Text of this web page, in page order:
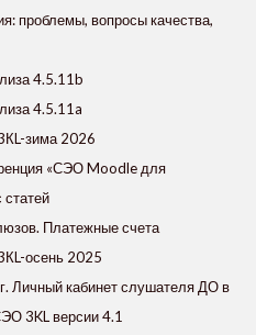
проблемы, вопросы качества,
4.5.11b
4.5.11a
зима 2026
«СЭО Moodle для
статей
Платежные счета
осень 2025
Личный кабинет слушателя ДО в
3KL версии 4.1